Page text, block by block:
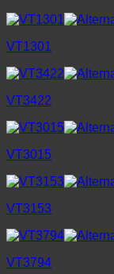
VT1301
VT3422
VT3015
VT3153
VT3794